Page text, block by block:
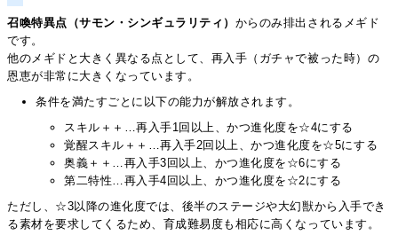
召喚特異点（サモン・シンギュラリティ） からのみ排出されるメギド
です。
他のメギドと大きく異なる点として、再入手（ガチャで被った時）の
恩恵が非常に大きくなっています。
条件を満たすごとに以下の能力が解放されます。
スキル＋＋…再入手1回以上、かつ進化度を☆4にする
覚醒スキル＋＋…再入手2回以上、かつ進化度を☆5にする
奥義＋＋…再入手3回以上、かつ進化度を☆6にする
第二特性…再入手4回以上、かつ進化度を☆2にする
ただし、☆3以降の進化度では、後半のステージや大幻獣から入手でき
る素材を要求してくるため、育成難易度も相応に高くなっています。